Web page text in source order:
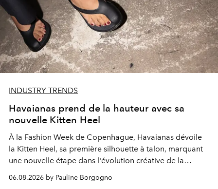
INDUSTRY TRENDS
Havaianas prend de la hauteur avec sa
nouvelle Kitten Heel
À la Fashion Week de Copenhague, Havaianas dévoile
la Kitten Heel, sa première silhouette à talon, marquant
une nouvelle étape dans l'évolution créative de la
06.08.2026 by Pauline Borgogno